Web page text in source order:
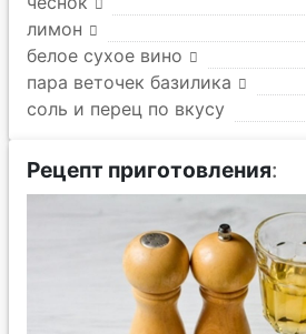
лимон
белое сухое вино
пара веточек базилика
соль и перец по вкусу
Рецепт приготовления: